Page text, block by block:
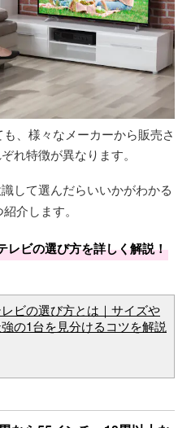
、様々なメーカーから販売さ
れ特徴が異なります。
して選んだらいいかがわかる
介します。
レビの選び方を詳しく解説！
ビの選び方とは｜サイズや
の1台を見分けるコツを解説